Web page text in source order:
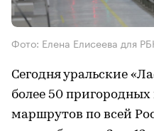
Фото: Елена Елисеева для
Сегодня уральские
более 50
маршрутов по всей